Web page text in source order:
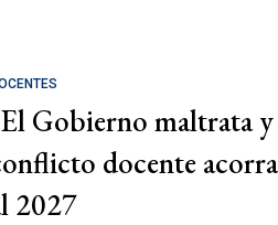
Gobierno maltrata
docente
2027